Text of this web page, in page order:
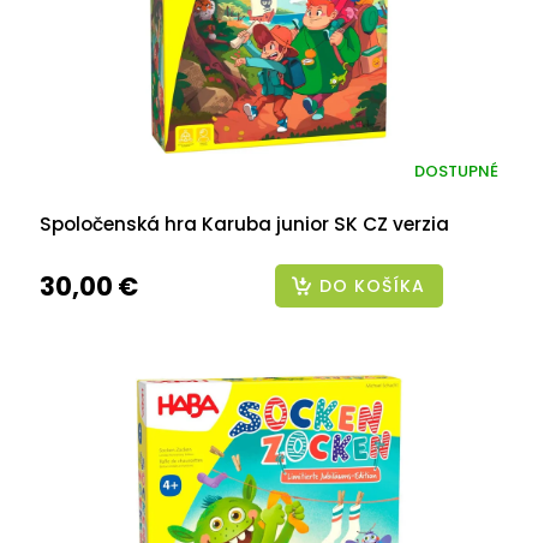
Spoločenská hra Karuba junior SK CZ verzia
DOSTUPNÉ
30,00 € DO KOŠÍKA